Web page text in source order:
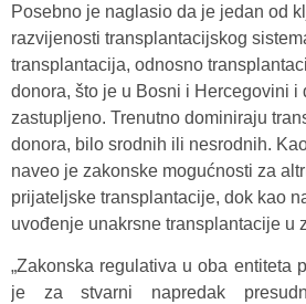
Posebno je naglasio da je jedan od
razvijenosti transplantacijskog
transplantacija, odnosno
donora, što je u Bosni i Hercegovini i
zastupljeno. Trenutno dominiraju
donora, bilo srodnih ili nesrodnih.
naveo je zakonske mogućnosti za
prijateljske transplantacije, dok kao
uvođenje unakrsne transplantacije u
„Zakonska regulativa u oba entiteta
je za stvarni napredak